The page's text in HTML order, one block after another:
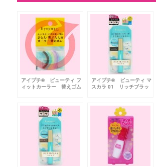
アイプチ® ビューティ フ
ィットカーラー 替えゴム
アイプチ® ビューティ マ
スカラ 01 リッチブラッ